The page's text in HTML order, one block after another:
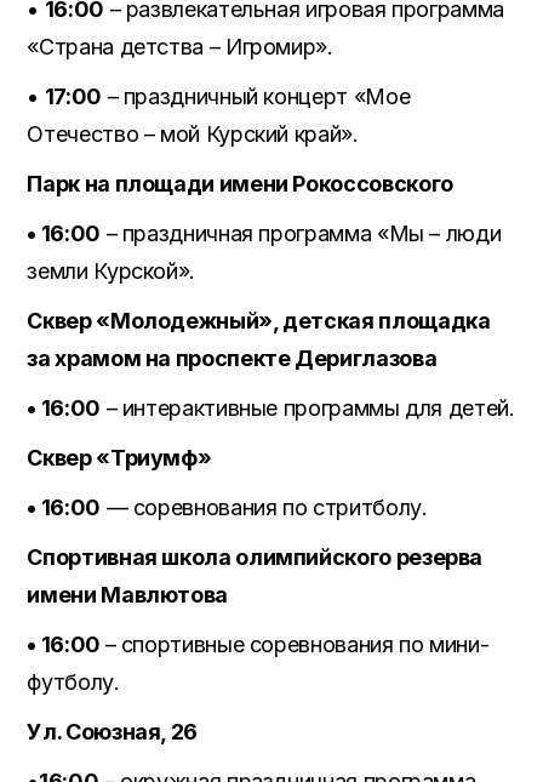
• 16:00 – развлекательная игровая программа
«Страна детства – Игромир».
• 17:00 – праздничный концерт «Мое
Отечество – мой Курский край».
Парк на площади имени Рокоссовского
• 16:00 – праздничная программа «Мы – люди
земли Курской».
Сквер «Молодежный», детская площадка
за храмом на проспекте Дериглазова
• 16:00 – интерактивные программы для детей.
Сквер «Триумф»
• 16:00 — соревнования по стритболу.
Спортивная школа олимпийского резерва
имени Мавлютова
• 16:00 – спортивные соревнования по мини-
футболу.
Ул. Союзная, 26